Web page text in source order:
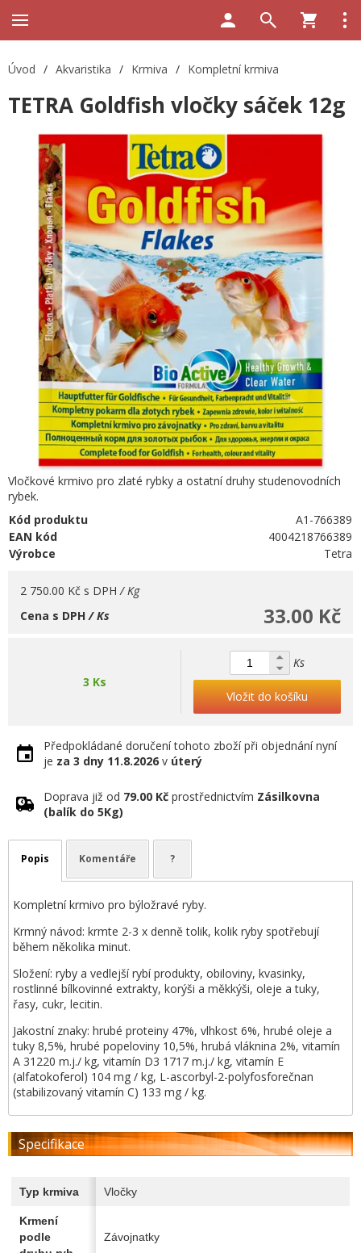
Úvod / Akvaristika / Krmiva / Kompletní krmiva
TETRA Goldfish vločky sáček 12g
Vločkové krmivo pro zlaté rybky a ostatní druhy studenovodních
rybek.
Kód produktu
A1-766389
EAN kód
4004218766389
Výrobce
Tetra
2 750.00 Kč s DPH / Kg
33.00 Kč
Cena s DPH/ Ks
3 Ks
Ks
Vložit do košíku
Předpokládané doručení tohoto zboží při objednání nyní
je za 3 dny 11.8.2026 v úterý
Doprava již od 79.00 Kč prostřednictvím Zásilkovna
(balík do 5Kg)
Popis Komentáře ?
Kompletní krmivo pro býložravé ryby.
Krmný návod: krmte 2-3 x denně tolik, kolik ryby spotřebují
během několika minut.
Složení: ryby a vedlejší rybí produkty, obiloviny, kvasinky,
rostlinné bílkovinné extrakty, korýši a měkkýši, oleje a tuky,
řasy, cukr, lecitin.
Jakostní znaky: hrubé proteiny 47%, vlhkost 6%, hrubé oleje a
tuky 8,5%, hrubé popeloviny 10,5%, hrubá vláknina 2%, vitamín
A 31220 m.j./ kg, vitamín D3 1717 m.j./ kg, vitamín E
(alfatokoferol) 104 mg / kg, L-ascorbyl-2-polyfosforečnan
(stabilizovaný vitamín C) 133 mg / kg.
Specifikace
Typ krmiva Vločky
Krmení
podle
Závojnatky